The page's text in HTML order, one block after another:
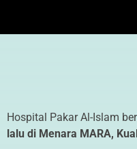
Hospital Pakar Al-Islam
lalu di Menara MARA,